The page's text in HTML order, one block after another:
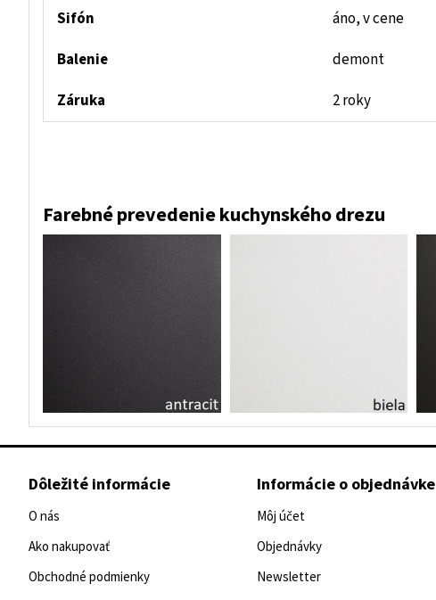
Sifón
áno, v cene
Balenie
demont
Záruka
2 roky
Farebné prevedenie kuchynského drezu
Dôležité informácie
O nás
Ako nakupovať
Obchodné podmienky
Informácie o objednávke
Môj účet
Objednávky
Newsletter